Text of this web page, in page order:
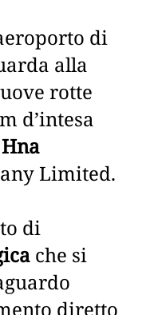
di
alla
rotte
d’intesa
Hna
Limited.
di
che si
diretto